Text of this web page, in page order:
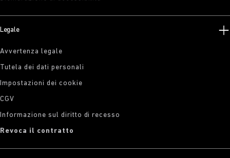
Legale
Avvertenza legale
Tutela dei dati personali
Impostazioni dei cookie
CGV
Informazione sul diritto di recesso
Revoca il contratto